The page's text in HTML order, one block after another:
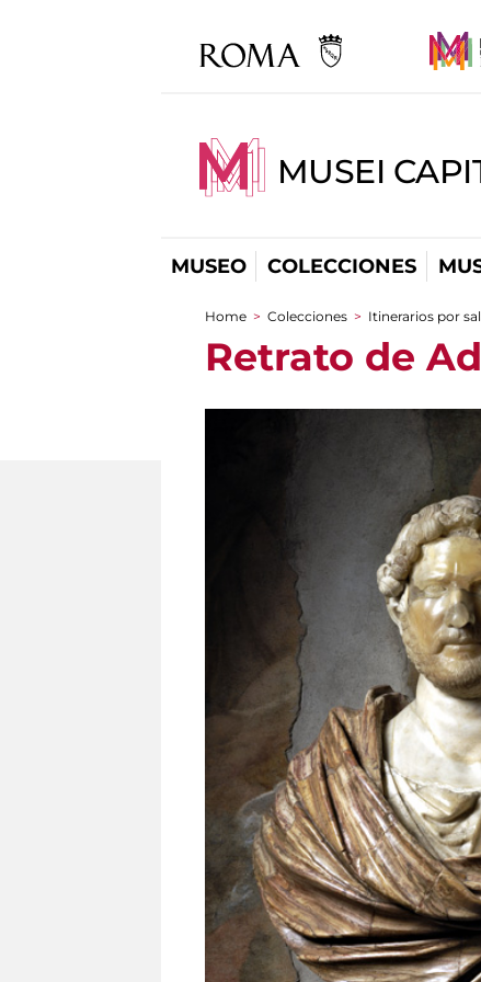
MUSEI
MUSEO COLECCIONES
You are here
Home > Colecciones > Itinerarios por
Retrato de